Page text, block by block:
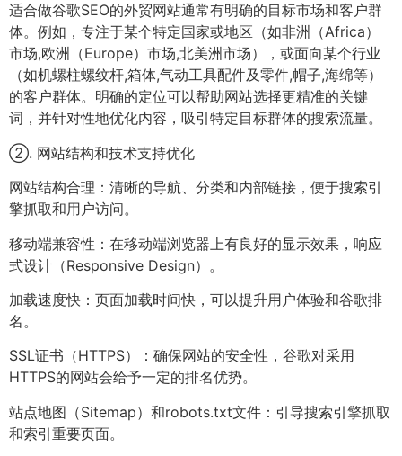
适合做谷歌SEO的外贸网站通常有明确的目标市场和客户群
体。例如，专注于某个特定国家或地区（如非洲（Africa）
市场,欧洲（Europe）市场,北美洲市场），或面向某个行业
（如机螺柱螺纹杆,箱体,气动工具配件及零件,帽子,海绵等）
的客户群体。明确的定位可以帮助网站选择更精准的关键
词，并针对性地优化内容，吸引特定目标群体的搜索流量。
②. 网站结构和技术支持优化
网站结构合理：清晰的导航、分类和内部链接，便于搜索引
擎抓取和用户访问。
移动端兼容性：在移动端浏览器上有良好的显示效果，响应
式设计（Responsive Design）。
加载速度快：页面加载时间快，可以提升用户体验和谷歌排
名。
SSL证书（HTTPS）：确保网站的安全性，谷歌对采用
HTTPS的网站会给予一定的排名优势。
站点地图（Sitemap）和robots.txt文件：引导搜索引擎抓取
和索引重要页面。